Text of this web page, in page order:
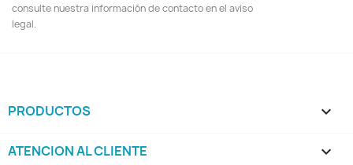
consulte nuestra información de contacto en el aviso
legal.
PRODUCTOS 
ATENCION AL CLIENTE 